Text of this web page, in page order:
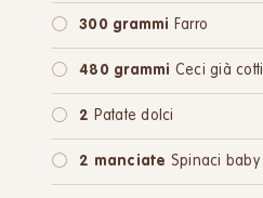
300 grammi Farro
480 grammi Ceci già cotti
2 Patate dolci
2 manciate Spinaci baby